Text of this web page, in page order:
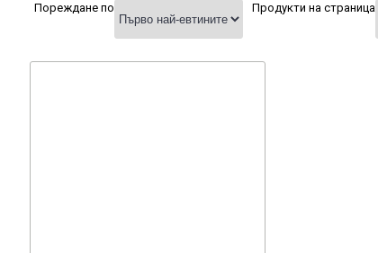
Пореждане по
Продукти на страница